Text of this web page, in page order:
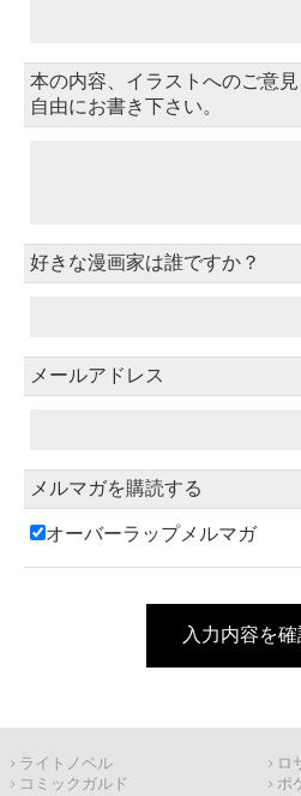
本の内容、イラストへのご意
自由にお書き下さい。
好きな漫画家は誰ですか？
メールアドレス
メルマガを購読する
オーバーラップメルマガ
入力内容を
ライトノベル
ロ
コミックガルド
ポ